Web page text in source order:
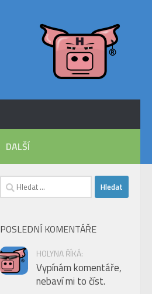
DALŠÍ
Vyhledávání
POSLEDNÍ KOMENTÁŘE
HOLYNA ŘÍKÁ:
Vypínám komentáře,
nebaví mi to číst.